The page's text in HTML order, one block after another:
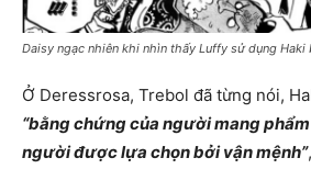
Daisy ngạc nhiên khi nhìn thấy Luffy sử dụng
Ở Deressrosa, Trebol đã từng nói,
“bằng chứng của người mang
người được lựa chọn bởi vận mệnh”